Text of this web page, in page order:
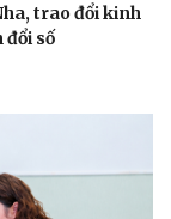
trao đổi kinh
số